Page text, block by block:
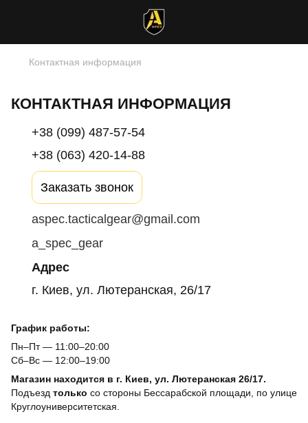
Контактная информация
КОНТАКТНАЯ ИНФОРМАЦИЯ
+38 (099) 487-57-54
+38 (063) 420-14-88
Заказать звонок
aspec.tacticalgear@gmail.com
a_spec_gear
Адрес
г. Киев, ул. Лютеранская, 26/17
График работы:
Пн–Пт — 11:00–20:00
Сб–Вс — 12:00–19:00
Магазин находится в г. Киев, ул. Лютеранская 26/17.
Подъезд только со стороны Бессарабской площади, по улице
Круглоуниверситетская.